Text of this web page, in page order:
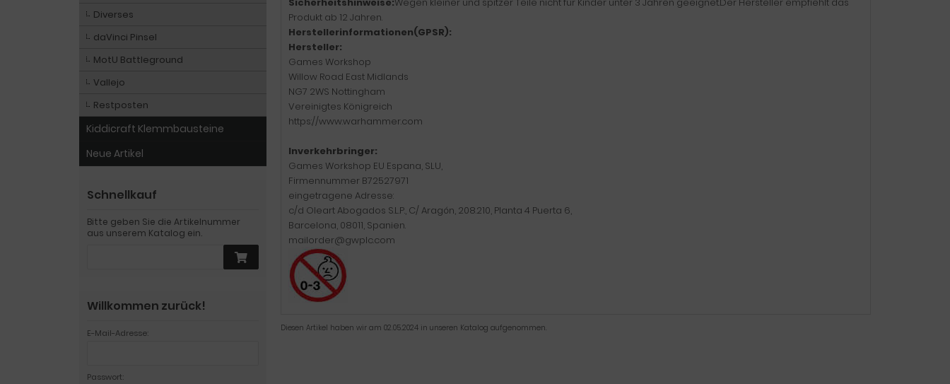
Produkt ab 12 Jahren.
Herstellerinformationen(GPSR):
Hersteller:
Games Workshop
Willow Road East Midlands
NG7 2WS Nottingham
Vereinigtes Königreich
https://www.warhammer.com
Inverkehrbringer:
Games Workshop EU Espana, SLU,
Firmennummer B72527971
eingetragene Adresse:
c/d Oleart Abogados S.L.P., C/ Aragón, 208.210, Planta 4 Puerta 6,
Barcelona, 08011, Spanien.
mailorder@gwplc.com
Diesen Artikel haben wir am 02.05.2024 in unseren Katalog aufgenommen.
Diverses
daVinci Pinsel
MotU Battleground
Vallejo
Restposten
Kiddicraft Klemmbausteine
Neue Artikel
Schnellkauf
Bitte geben Sie die Artikelnummer
aus unserem Katalog ein.
Willkommen zurück!
E-Mail-Adresse:
Passwort: